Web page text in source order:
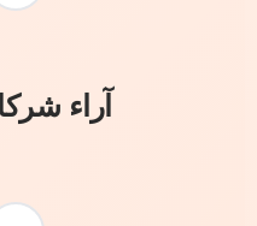
آراء